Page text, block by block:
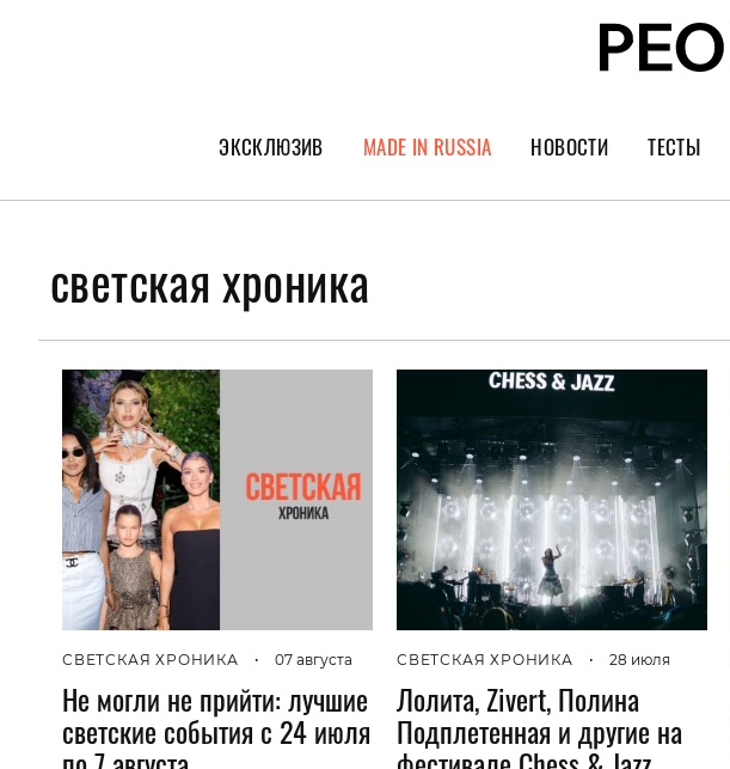
ЭКСКЛЮЗИВ
ГЕРОИ PEOPLETALK
ИНТЕРВЬЮ
ПОКОЛЕНИЕ
MADE IN RUSSIA НОВОСТИ ТЕСТЫ
светская хроника
СВЕТСКАЯ ХРОНИКА • 07 августа
Не могли не прийти: лучшие
светские события с 24 июля
СВЕТСКАЯ ХРОНИКА • 28 июля
Лолита, Zivert, Полина
Подплетенная и другие на